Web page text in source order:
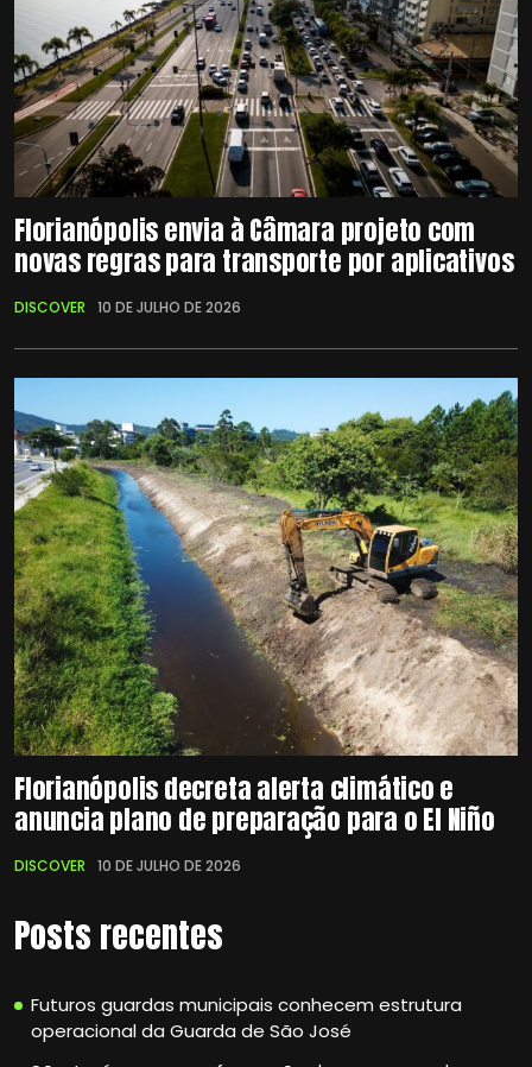
Florianópolis envia à Câmara projeto com
novas regras para transporte por aplicativos
DISCOVER 10 DE JULHO DE 2026
Florianópolis decreta alerta climático e
anuncia plano de preparação para o El Niño
DISCOVER 10 DE JULHO DE 2026
Posts recentes
Futuros guardas municipais conhecem estrutura
operacional da Guarda de São José